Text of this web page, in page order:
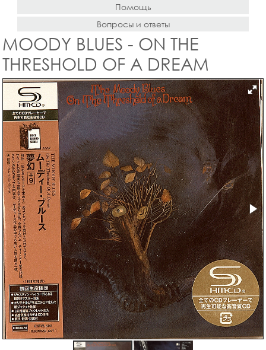
Помощь
Вопросы и ответы
MOODY BLUES - ON THE
THRESHOLD OF A DREAM